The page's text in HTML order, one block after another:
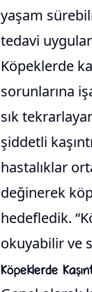
yaşam
tedavi
Köpeklerde
sorunlarına
sık
şiddetli
hastalıklar
değinerek
hedefledik.
okuyabilir ve
Köpeklerde